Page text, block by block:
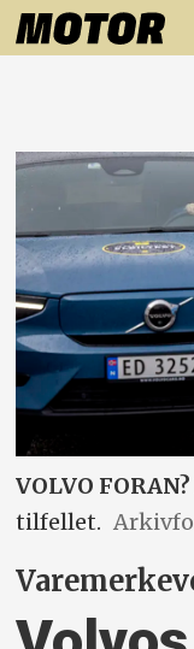
VOLVO FORAN?
tilfellet.